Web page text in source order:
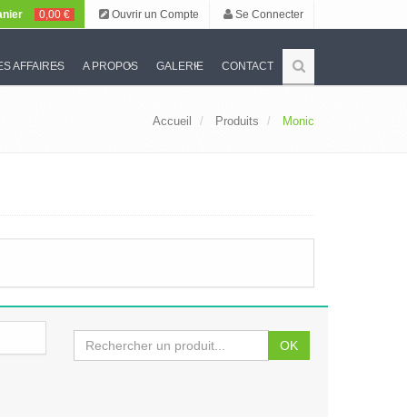
0,00 € Ouvrir un Compte Se Connecter
AFFAIRES A PROPOS GALERIE CONTACT
Accueil Produits Monic
OK